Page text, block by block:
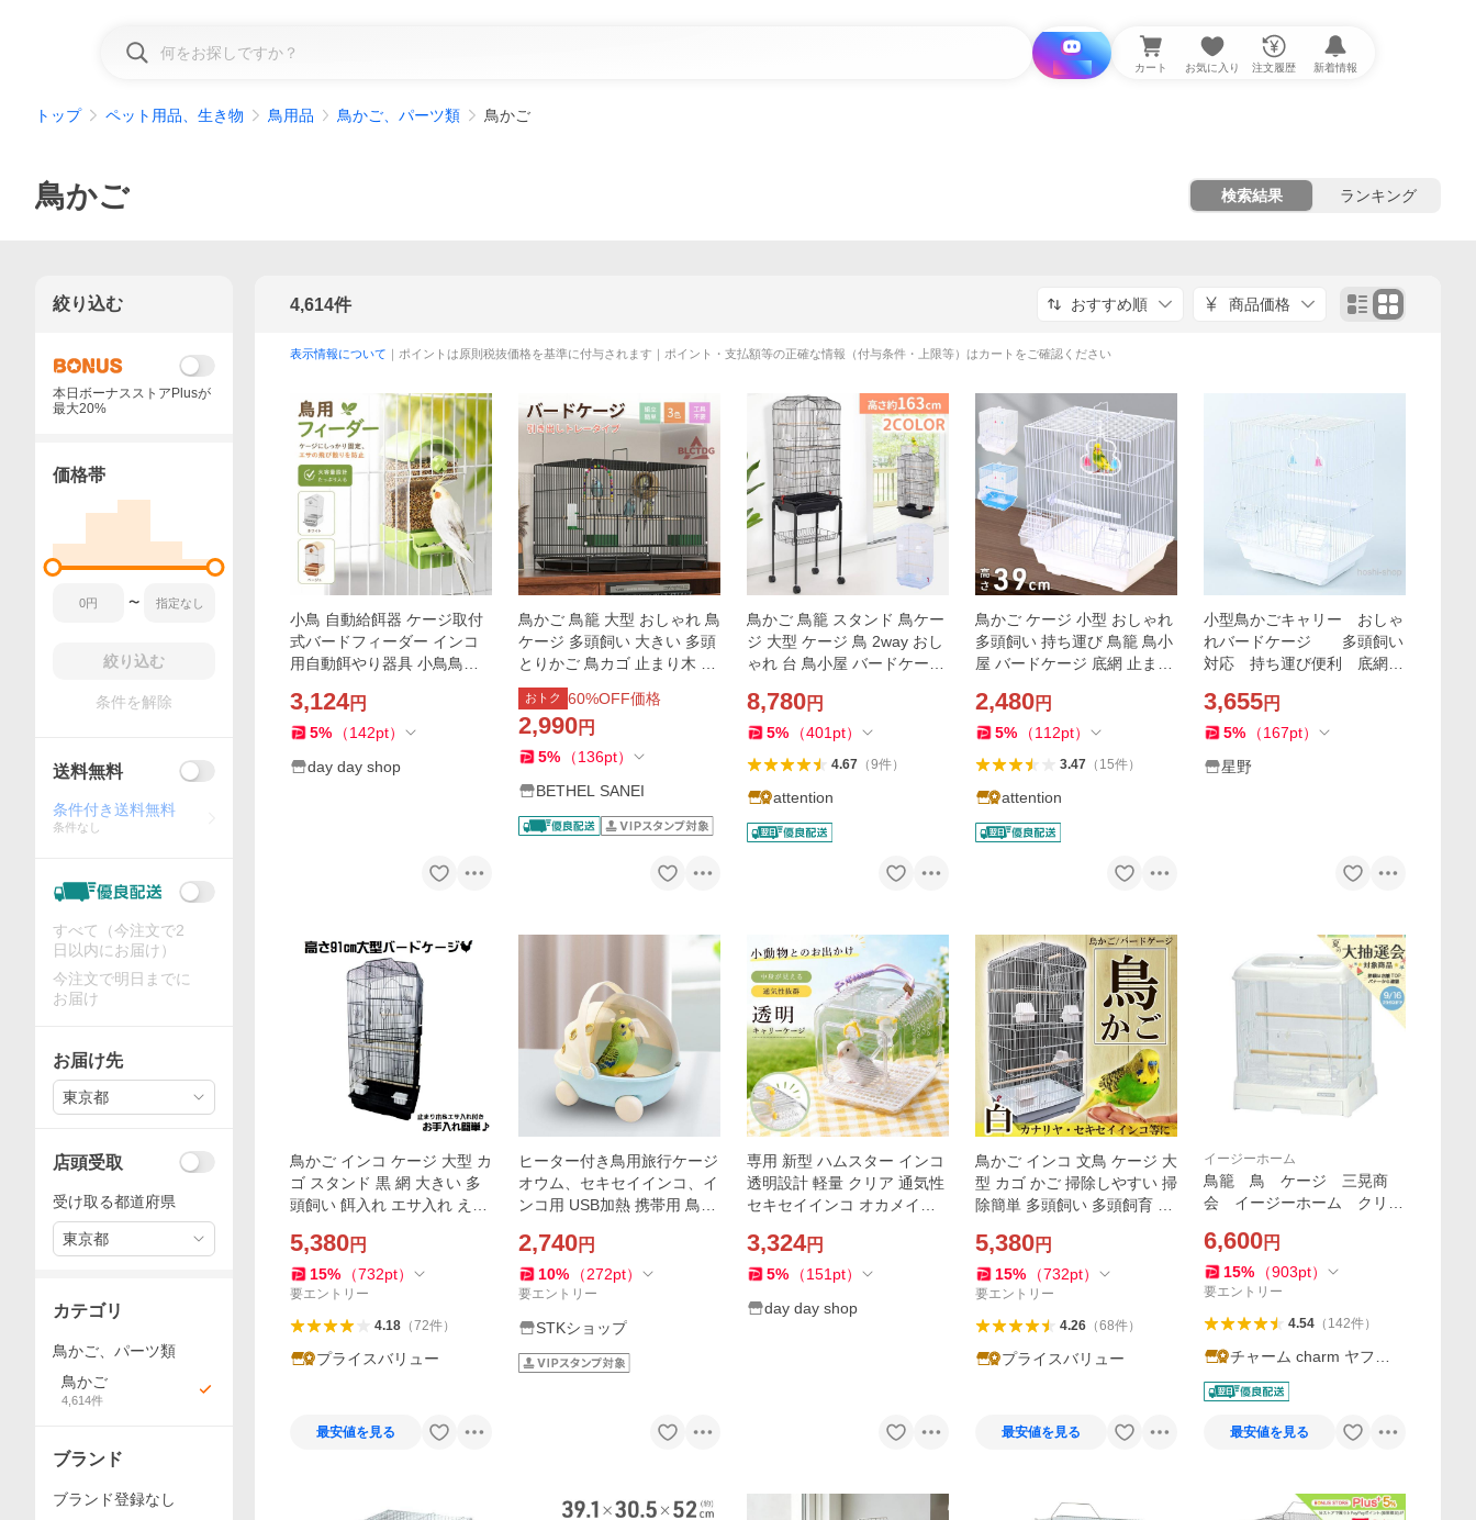
i と探す カート お気に入り 注文履歴 新着情報
トップ ペット用品、生き物 鳥用品 鳥かご、パーツ類 鳥かご
鳥かご 検索結果 ランキング
4,614件 おすすめ順 商品価格
表示情報について ｜ポイントは原則税抜価格を基準に付与されます｜ポイント・支払額等の正確な情報（付与条件・上限等）はカートをご確認ください
小鳥 自動給餌器 ケージ取付
式バードフィーダー インコ
用自動餌やり器具 小鳥鳥か
ンコ適用 蓋付き仕様 餌飛び
散り防止 外付け設置簡単
3,124円
5% （142pt）
day day shop
鳥かご 鳥籠 大型 おしゃれ 鳥
ケージ 多頭飼い 大きい 多頭
とりかご 鳥カゴ 止まり木 バ
ード 持ち運び オカメインコ
セキセイインコ インコ 大型
40*28*33cm
おトク 60%OFF価格
2,990円
5% （136pt）
BETHEL SANEI
鳥かご 鳥籠 スタンド 鳥ケー
ジ 大型 ケージ 鳥 2way おし
ゃれ 台 鳥小屋 バードケージ
小鳥 縦長 ペット バードゲー
ジ とりかご
8,780円
5% （401 pt）
4.67（9件）
attention
鳥かご ケージ 小型 おしゃれ
多頭飼い 持ち運び 鳥籠 鳥小
屋 バードケージ 底網 止まり
ャリー バードゲージ とりか
ご
2,480円
5% （112pt）
3.47（ 15件）
attention
小型鳥かごキャリー おしゃ
れバードケージ 多頭飼い
対応 持ち運び便利 底網＆
も とりかごとして使いやす
い
3,655円
5% （167pt）
星野
鳥かご インコ ケージ 大型 カ
ゴ スタンド 黒 網 大きい 多
頭飼い 餌入れ エサ入れ えさ
セイインコ オカメインコ 掃
除しやすい
5,380円
15% （732pt）
要エントリー
4.18（72件）
プライスバリュー
最安値を見る
ヒーター付き鳥用旅行ケージ
オウム、セキセイインコ、イ
ンコ用 USB加熱 携帯用 鳥の
2,740円
10% （272pt）
要エントリー
STKショップ
専用 新型 ハムスター インコ
透明設計 軽量 クリア 通気性
セキセイインコ オカメイン
用ケージ 鳥かご 透明 脱走防
止
3,324円
5% （151 pt）
day day shop
鳥かご インコ 文鳥 ケージ 大
型 カゴ かご 掃除しやすい 掃
除簡単 多頭飼い 多頭飼育 餌
り木 セキセイインコ オカメ
インコ
5,380円
15% （732pt）
要エントリー
4.26（68件）
プライスバリュー
最安値を見る
イージーホーム
鳥籠 鳥 ケージ 三晃商
会 イージーホーム クリア
（３６×３４×４３ｃｍ） 鳥
かご
6,600円
15% （903pt）
要エントリー
4.54（ 142件）
チャーム charm ヤフー
店
最安値を見る
絞り込む
本日ボーナスストアPlusが
最大20%
価格帯
〜
絞り込む
条件を解除
送料無料
条件付き送料無料
条件なし
すべて（今注文で2
日以内にお届け）
今注文で明日までに
お届け
お届け先
東京都
店頭受取
受け取る都道府県
東京都
カテゴリ
鳥かご、パーツ類
鳥かご
4,614件
ブランド
ブランド登録なし